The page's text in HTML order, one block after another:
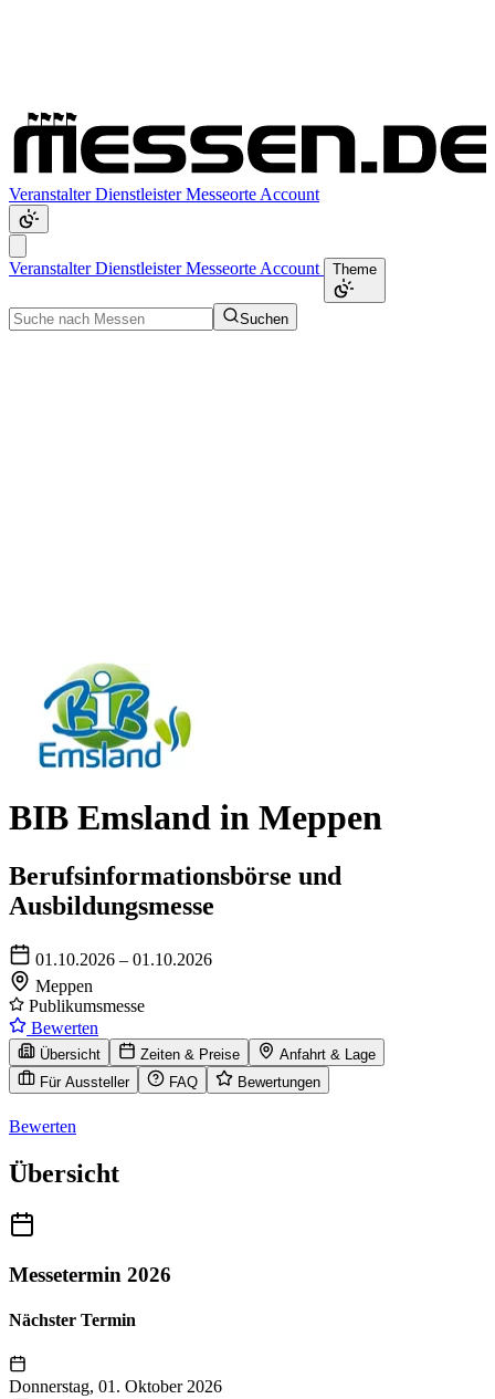
VeranstalterDienstleisterMesseorte Account
VeranstalterDienstleisterMesseorte Account Theme
Suchen
BIB Emsland in Meppen
Berufsinformationsbörse und
Ausbildungsmesse
01.10.2026 – 01.10.2026
Meppen
Publikumsmesse
Bewerten
Übersicht Zeiten & Preise
Anfahrt & Lage
Für Aussteller
FAQ Bewertungen
Bewerten
Übersicht
Messetermin 2026
Nächster Termin
Donnerstag, 01. Oktober 2026